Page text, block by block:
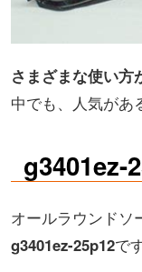
さまざまな使い方
中でも、人気があ
g3401ez-
オールラウンドソ
g3401ez-25p12で